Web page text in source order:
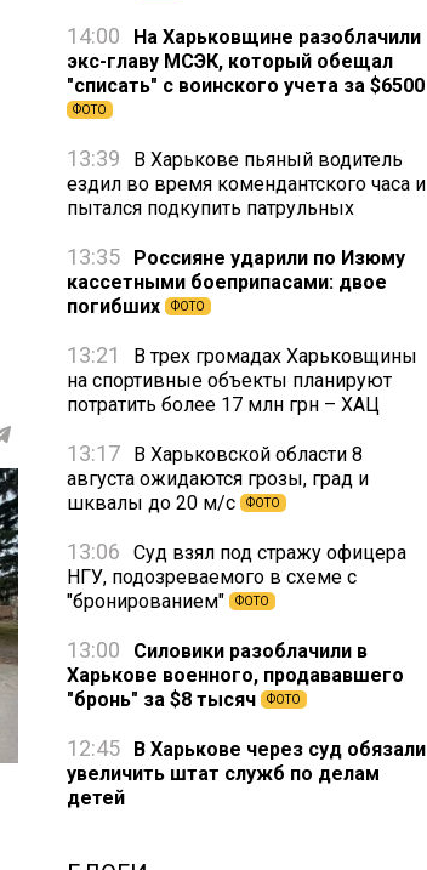
14:00
На Харьковщине разоблачили
экс-главу МСЭК, который обещал
"списать" с воинского учета за $6500
ФОТО
13:39
В Харькове пьяный водитель
ездил во время комендантского часа и
пытался подкупить патрульных
13:35
Россияне ударили по Изюму
кассетными боеприпасами: двое
погибших
ФОТО
13:21
В трех громадах Харьковщины
на спортивные объекты планируют
потратить более 17 млн грн – ХАЦ
13:17
В Харьковской области 8
августа ожидаются грозы, град и
шквалы до 20 м/с
ФОТО
13:06
Суд взял под стражу офицера
НГУ, подозреваемого в схеме с
"бронированием"
ФОТО
13:00
Силовики разоблачили в
Харькове военного, продававшего
"бронь" за $8 тысяч
ФОТО
12:45
В Харькове через суд обязали
увеличить штат служб по делам
детей